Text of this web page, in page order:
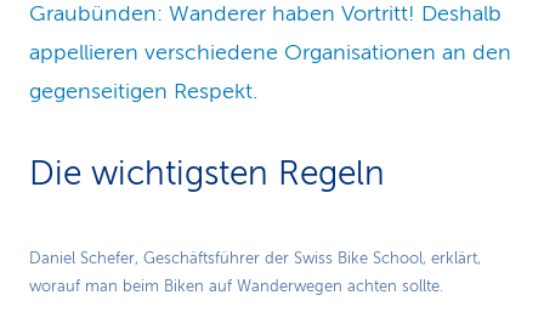
Graubünden: Wanderer haben Vortritt! Deshalb
appellieren verschiedene Organisationen an den
gegenseitigen Respekt.
Die wichtigsten Regeln
Play
Video
Daniel Schefer, Geschäftsführer der Swiss Bike School, erklärt,
worauf man beim Biken auf Wanderwegen achten sollte.